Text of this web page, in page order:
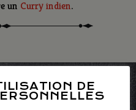
un Curry indien.
en vidéo
DE